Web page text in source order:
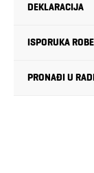
DEKLARACIJA
ISPORUKA ROBE
PRONAĐI U